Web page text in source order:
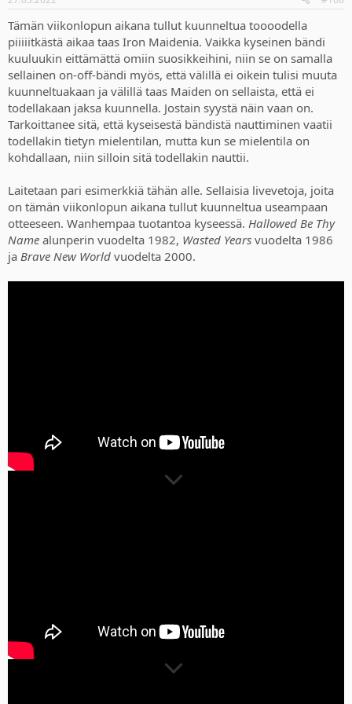
s
Tämän viikonlopun aikana tullut kuunneltua toooodella
piiiiitkästä aikaa taas Iron Maidenia. Vaikka kyseinen bändi
kuuluukin eittämättä omiin suosikkeihini, niin se on samalla
sellainen on-off-bändi myös, että välillä ei oikein tulisi muuta
kuunneltuakaan ja välillä taas Maiden on sellaista, että ei
todellakaan jaksa kuunnella. Jostain syystä näin vaan on.
Tarkoittanee sitä, että kyseisestä bändistä nauttiminen vaatii
todellakin tietyn mielentilan, mutta kun se mielentila on
kohdallaan, niin silloin sitä todellakin nauttii.
Laitetaan pari esimerkkiä tähän alle. Sellaisia livevetoja, joita
on tämän viikonlopun aikana tullut kuunneltua useampaan
otteeseen. Wanhempaa tuotantoa kyseessä. Hallowed Be Thy
Name alunperin vuodelta 1982, Wasted Years vuodelta 1986
ja Brave New World vuodelta 2000.